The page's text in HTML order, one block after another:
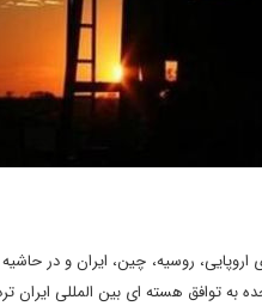
روسیه، چین، ایران و در
به توافق هسته ای بین المللی ایران